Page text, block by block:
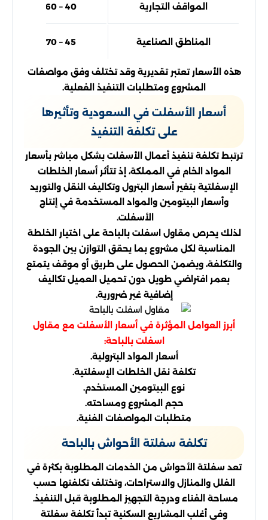
المواقف التجارية 40 – 60 ريال
المناطق الصناعية 45 – 70 ريال
هذه الأسعار تعتبر تقديرية وقد تختلف وفق مواصفات
المشروع ومتطلبات التنفيذ الفعلية.
أسعار الأسفلت في السعودية وتأثيرها
على تكلفة التنفيذ
ترتبط تكلفة تنفيذ أعمال الأسفلت بشكل مباشر بأسعار
المواد الخام في المملكة، إذ تتأثر أسعار الخلطات
الإسفلتية بتغير أسعار البترول وتكاليف النقل والتوريد
وأسعار البيتومين والمواد المستخدمة في إنتاج
الأسفلت.
لذلك يحرص مقاول اسفلت بالباحة على اختيار الخلطة
المناسبة لكل مشروع بما يحقق التوازن بين الجودة
والتكلفة، ويضمن الحصول على طريق أو موقف يتمتع
بعمر افتراضي طويل دون تحميل العميل تكاليف
إضافية غير ضرورية.
أبرز العوامل المؤثرة في أسعار الأسفلت مع مقاول
اسفلت بالباحة:
أسعار المواد البترولية.
تكلفة نقل الخلطات الإسفلتية.
نوع البيتومين المستخدم.
حجم المشروع ومساحته.
متطلبات المواصفات الفنية.
تكلفة سفلتة الأحواش بالباحة
تعد سفلتة الأحواش من الخدمات المطلوبة بكثرة في
الفلل والمنازل والاستراحات، وتختلف تكلفتها حسب
مساحة الفناء ودرجة التجهيز المطلوبة قبل التنفيذ.
وفي أغلب المشاريع السكنية تبدأ تكلفة سفلتة